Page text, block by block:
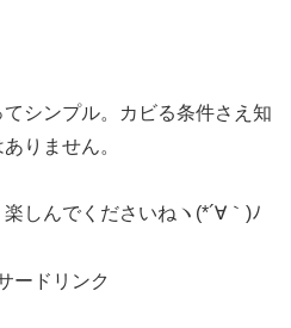
シンプル。カビる条件さえ知
りません。
しんでくださいねヽ(*´∀｀)ﾉ
ードリンク